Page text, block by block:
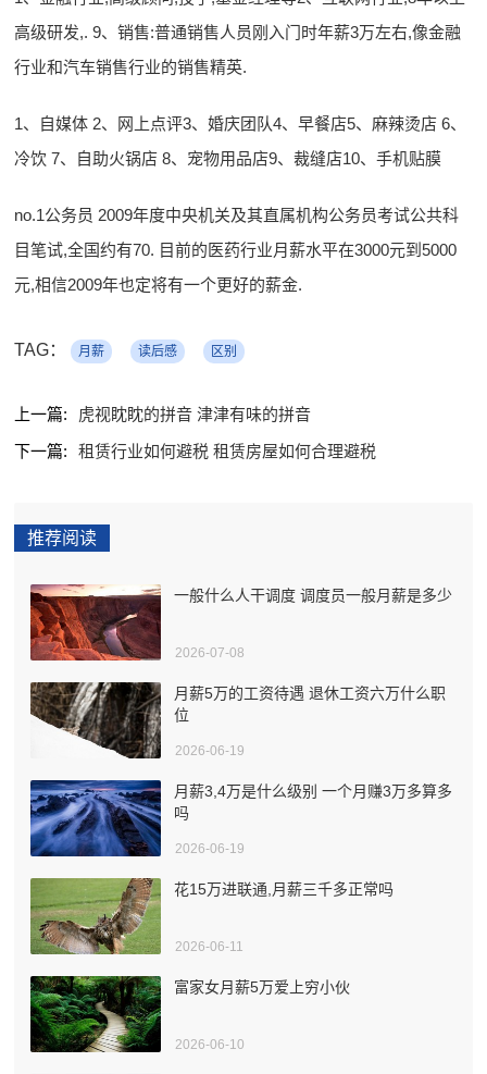
高级研发,. 9、销售:普通销售人员刚入门时年薪3万左右,像金融
行业和汽车销售行业的销售精英.
1、自媒体 2、网上点评3、婚庆团队4、早餐店5、麻辣烫店 6、
冷饮 7、自助火锅店 8、宠物用品店9、裁缝店10、手机贴膜
no.1公务员 2009年度中央机关及其直属机构公务员考试公共科
目笔试,全国约有70. 目前的医药行业月薪水平在3000元到5000
元,相信2009年也定将有一个更好的薪金.
TAG： 月薪 读后感 区别
上一篇:
虎视眈眈的拼音 津津有味的拼音
下一篇:
租赁行业如何避税 租赁房屋如何合理避税
推荐阅读
一般什么人干调度 调度员一般月薪是多少
2026-07-08
月薪5万的工资待遇 退休工资六万什么职
位
2026-06-19
月薪3,4万是什么级别 一个月赚3万多算多
吗
2026-06-19
花15万进联通,月薪三千多正常吗
2026-06-11
富家女月薪5万爱上穷小伙
2026-06-10